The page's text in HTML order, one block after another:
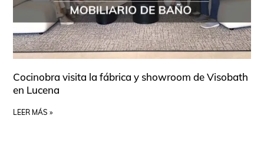
Cocinobra visita la fábrica y showroom de Visobath
en Lucena
LEER MÁS »